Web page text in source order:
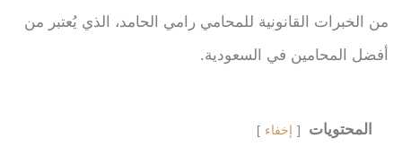
من الخبرات القانونية للمحامي رامي الحامد، الذي يُعتبر من
أفضل المحامين في السعودية.
المحتويات إخفاء